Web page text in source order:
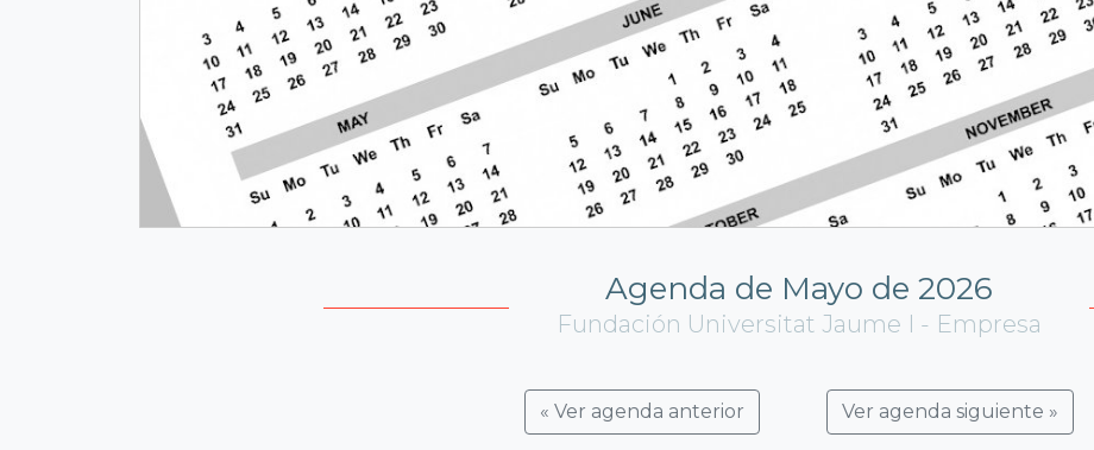
Agenda de Mayo de 2026
Fundación Universitat Jaume I - Empresa
« Ver agenda anterior Ver agenda siguiente »